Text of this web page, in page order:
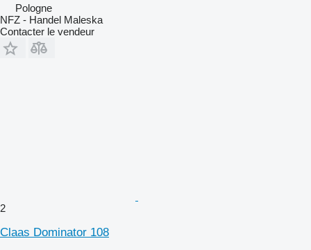
Pologne
NFZ - Handel Maleska
Contacter le vendeur
2
Claas Dominator 108